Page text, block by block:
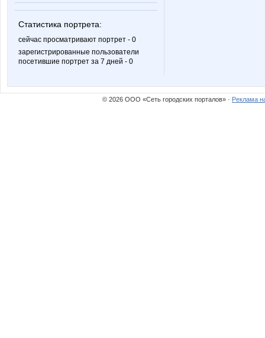
Статистика портрета:
сейчас просматривают портрет - 0
зарегистрированные пользователи
посетившие портрет за 7 дней - 0
© 2026 ООО «Сеть городских порталов» · Реклама